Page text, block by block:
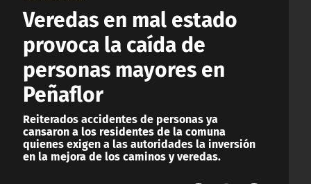
Veredas en mal estado
provoca la caída de
personas mayores en
Peñaflor
Reiterados accidentes de personas ya
cansaron a los residentes de la comuna
quienes exigen a las autoridades la inversión
en la mejora de los caminos y veredas.